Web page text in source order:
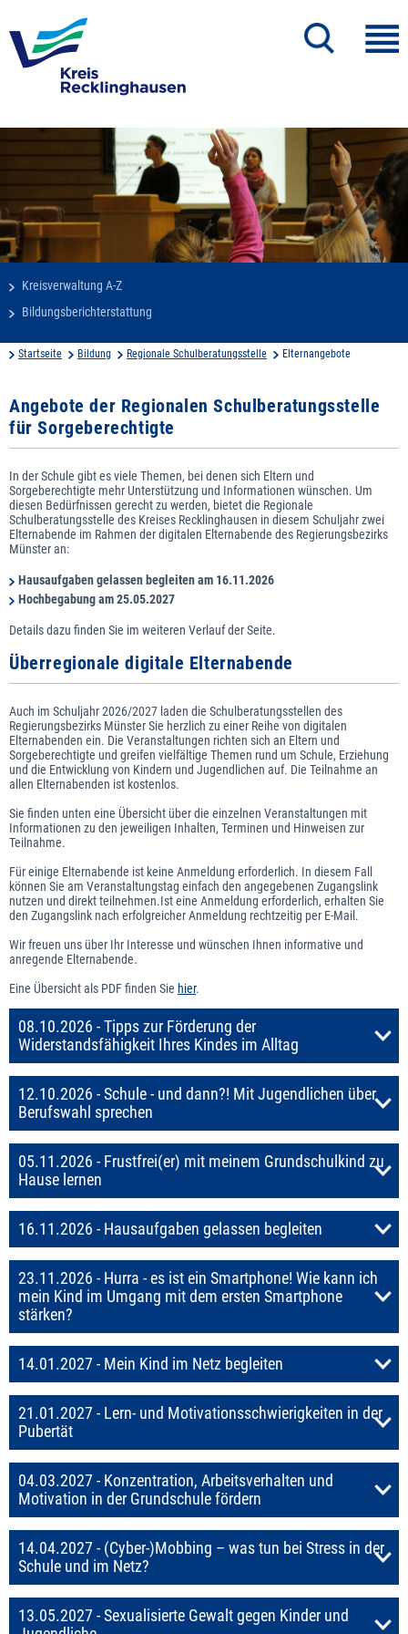
Kreisverwaltung A-Z
Bildungsberichterstattung
Startseite Bildung Regionale Schulberatungsstelle Elternangebote
Angebote der Regionalen Schulberatungsstelle
für Sorgeberechtigte
In der Schule gibt es viele Themen, bei denen sich Eltern und
Sorgeberechtigte mehr Unterstützung und Informationen wünschen. Um
diesen Bedürfnissen gerecht zu werden, bietet die Regionale
Schulberatungsstelle des Kreises Recklinghausen in diesem Schuljahr zwei
Elternabende im Rahmen der digitalen Elternabende des Regierungsbezirks
Münster an:
Hausaufgaben gelassen begleiten am 16.11.2026
Hochbegabung am 25.05.2027
Details dazu finden Sie im weiteren Verlauf der Seite.
Überregionale digitale Elternabende
Auch im Schuljahr 2026/2027 laden die Schulberatungsstellen des
Regierungsbezirks Münster Sie herzlich zu einer Reihe von digitalen
Elternabenden ein. Die Veranstaltungen richten sich an Eltern und
Sorgeberechtigte und greifen vielfältige Themen rund um Schule, Erziehung
und die Entwicklung von Kindern und Jugendlichen auf. Die Teilnahme an
allen Elternabenden ist kostenlos.
Sie finden unten eine Übersicht über die einzelnen Veranstaltungen mit
Informationen zu den jeweiligen Inhalten, Terminen und Hinweisen zur
Teilnahme.
Für einige Elternabende ist keine Anmeldung erforderlich. In diesem Fall
können Sie am Veranstaltungstag einfach den angegebenen Zugangslink
nutzen und direkt teilnehmen.Ist eine Anmeldung erforderlich, erhalten Sie
den Zugangslink nach erfolgreicher Anmeldung rechtzeitig per E-Mail.
Wir freuen uns über Ihr Interesse und wünschen Ihnen informative und
anregende Elternabende.
Eine Übersicht als PDF finden Sie hier.
08.10.2026 - Tipps zur Förderung der
Widerstandsfähigkeit Ihres Kindes im Alltag
12.10.2026 - Schule - und dann?! Mit Jugendlichen über
Berufswahl sprechen
05.11.2026 - Frustfrei(er) mit meinem Grundschulkind zu
Hause lernen
16.11.2026 - Hausaufgaben gelassen begleiten
23.11.2026 - Hurra - es ist ein Smartphone! Wie kann ich
mein Kind im Umgang mit dem ersten Smartphone
stärken?
14.01.2027 - Mein Kind im Netz begleiten
21.01.2027 - Lern- und Motivationsschwierigkeiten in der
Pubertät
04.03.2027 - Konzentration, Arbeitsverhalten und
Motivation in der Grundschule fördern
14.04.2027 - (Cyber-)Mobbing – was tun bei Stress in der
Schule und im Netz?
13.05.2027 - Sexualisierte Gewalt gegen Kinder und